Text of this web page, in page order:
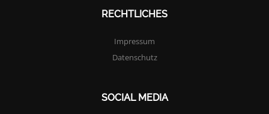
RECHTLICHES
Impressum
Datenschutz
SOCIAL MEDIA